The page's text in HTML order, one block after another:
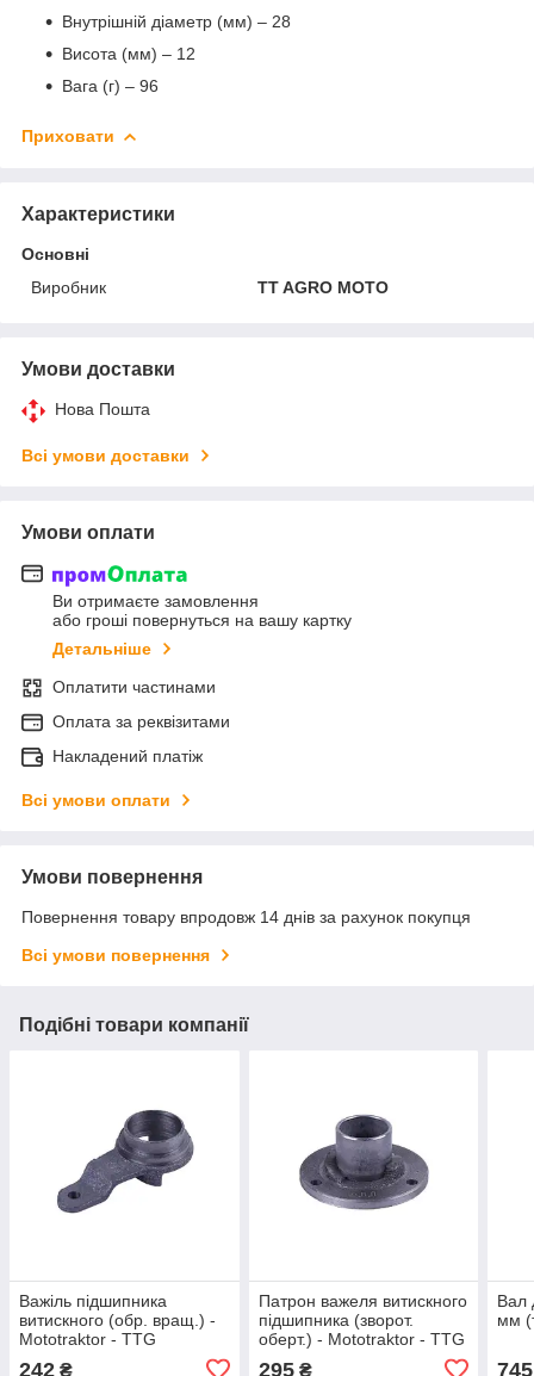
Внутрішній діаметр (мм) – 28
Висота (мм) – 12
Вага (г) – 96
Приховати
Характеристики
Основні
Виробник
TT AGRO MOTO
Умови доставки
Нова Пошта
Всі умови доставки
Умови оплати
Ви отримаєте замовлення
або гроші повернуться на вашу картку
Детальніше
Оплатити частинами
Оплата за реквізитами
Накладений платіж
Всі умови оплати
Умови повернення
Повернення товару впродовж 14 днів за рахунок покупця
Всі умови повернення
Подібні товари компанії
Важіль підшипника
витискного (обр. вращ.) -
Mototraktor - TTG
242 ₴
Патрон важеля витискного
підшипника (зворот.
оберт.) - Mototraktor - TTG
295₴
Вал
мм
745